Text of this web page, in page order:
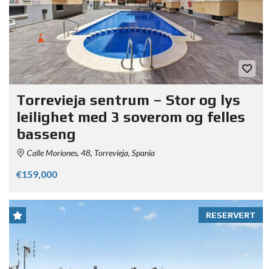
Torrevieja sentrum – Stor og lys
leilighet med 3 soverom og felles
basseng
Calle Moriones, 48, Torrevieja, Spania
€159,000
RESERVERT